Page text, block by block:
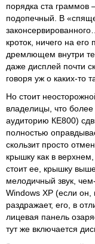
порядка ста граммов
подопечный. В
кроток, ничего на его
дремлющем внутри
даже дисплей почти
говоря уж о каких-то
Но стоит
владелицы, что
аудиторию КЕ800)
полностью
скользит просто
крышку как в
стоит ее, крышку
мелодичный звук,
Windows XP (если он,
раздражает, его, в
лицевая панель
тут же включается